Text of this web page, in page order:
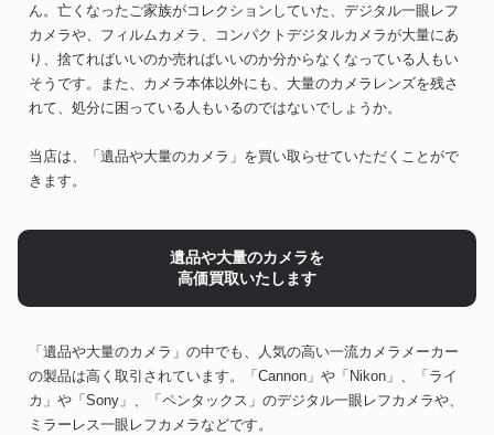
ん。亡くなったご家族がコレクションしていた、デジタル一眼レフ
カメラや、フィルムカメラ、コンパクトデジタルカメラが大量にあ
り、捨てればいいのか売ればいいのか分からなくなっている人もい
そうです。また、カメラ本体以外にも、大量のカメラレンズを残さ
れて、処分に困っている人もいるのではないでしょうか。
当店は、「遺品や大量のカメラ」を買い取らせていただくことがで
きます。
遺品や大量のカメラを
高価買取いたします
「遺品や大量のカメラ」の中でも、人気の高い一流カメラメーカー
の製品は高く取引されています。「Cannon」や「Nikon」、「ライ
カ」や「Sony」、「ペンタックス」のデジタル一眼レフカメラや、
ミラーレス一眼レフカメラなどです。